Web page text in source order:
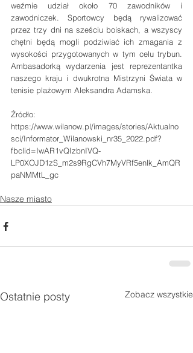
weźmie udział około 70 zawodników i
zawodniczek. Sportowcy będą rywalizować
przez trzy dni na sześciu boiskach, a wszyscy
chętni będą mogli podziwiać ich zmagania z
wysokości przygotowanych w tym celu trybun.
Ambasadorką wydarzenia jest reprezentantka
naszego kraju i dwukrotna Mistrzyni Świata w
tenisie plażowym Aleksandra Adamska.
Źródło:
https://www.wilanow.pl/images/stories/Aktualno
sci/Informator_Wilanowski_nr35_2022.pdf?
fbclid=IwAR1vQIzbnIVQ-
LP0XOJD1zS_m2s9RgCVh7MyVRf5enlk_AmQR
paNMMtL_gc
Nasze miasto
Ostatnie posty Zobacz wszystkie